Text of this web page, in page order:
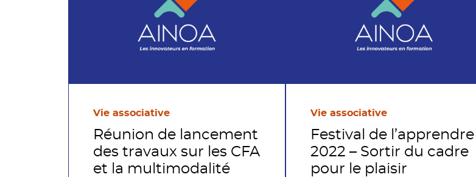
Vie associative
Réunion de lancement
des travaux sur les CFA
et la multimodalité
Vie associative
Festival de l’apprendre
2022 – Sortir du cadre
pour le plaisir